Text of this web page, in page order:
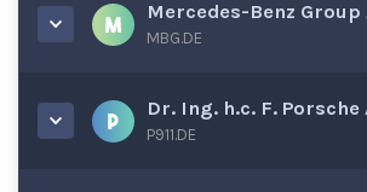
Mercedes-Benz Group
MBG.DE
Dr. Ing. h.c. F. Porsche
P911.DE